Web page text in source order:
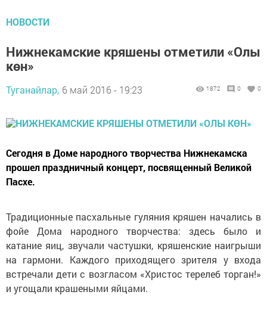
НОВОСТИ
Нижнекамские кряшены отметили «Олы
көн»
Туганайлар, 6 май 2016 - 19:23 1872 0 0
Сегодня в Доме народного творчества Нижнекамска
прошел праздничный концерт, посвященный Великой
Пасхе.
Традиционные пасхальные гуляния кряшен начались в
фойе Дома народного творчества: здесь было и
катание яиц, звучали частушки, кряшенские наигрыши
на гармони. Каждого приходящего зрителя у входа
встречали дети с возгласом «Христос терелеб торган!»
и угощали крашеными яйцами.